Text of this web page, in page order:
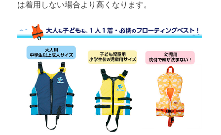
は着用しない場合より高くなります。